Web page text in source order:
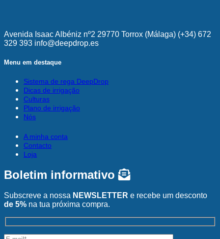
Avenida Isaac Albéniz nº2 29770 Torrox (Málaga) (+34) 672
329 393 info@deepdrop.es
Menu em destaque
Sistema de rega DeepDrop
Dicas de irrigação
Culturas
Plano de irrigação
Nós
A minha conta
Contacto
Loja
Boletim informativo
Subscreve a nossa NEWSLETTER e recebe um desconto
de 5% na tua próxima compra.